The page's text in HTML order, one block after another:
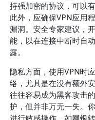
持强加密的协议，可以
此外，应确保VPN应用
漏洞。安全专家建议，
能，以在连接中断时自
露。
隐私方面，使用VPN时
络，尤其是在没有额外
往往容易成为黑客攻击
护，但并非万无一失。